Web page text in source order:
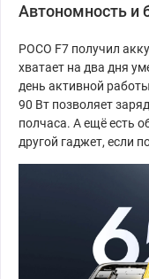
Автономность и
POCO F7 получил
хватает на два дня
день активной
90 Вт позволяет
полчаса. А ещё есть
другой гаджет, если